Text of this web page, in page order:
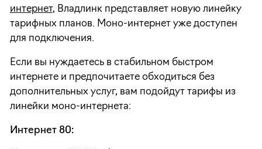
интернет, Владлинк представляет новую линейку
тарифных планов. Моно-интернет уже доступен
для подключения.
Если вы нуждаетесь в стабильном быстром
интернете и предпочитаете обходиться без
дополнительных услуг, вам подойдут тарифы из
линейки моно-интернета:
Интернет 80: